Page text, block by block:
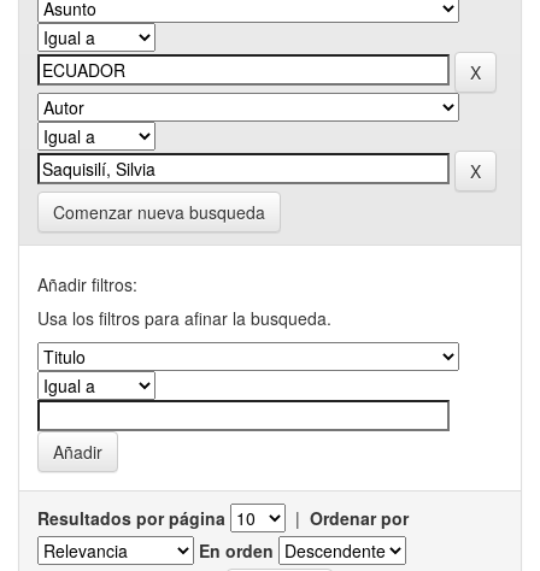
Comenzar nueva busqueda
Añadir filtros:
Usa los filtros para afinar la busqueda.
Resultados por página | Ordenar por
En orden